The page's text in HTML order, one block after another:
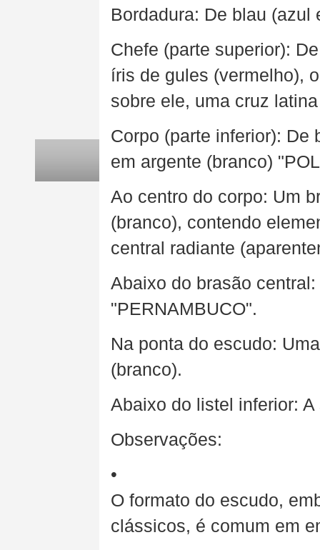
Bordadura: De blau (azul
Chefe (parte superior):
íris de gules (vermelho),
sobre ele, uma cruz
Corpo (parte inferior): De
em argente (branco)
Ao centro do corpo: Um
(branco), contendo
central radiante
Abaixo do brasão
"PERNAMBUCO".
Na ponta do escudo:
(branco).
Abaixo do listel inferior:
Observações:
•
O formato do escudo,
clássicos, é comum em